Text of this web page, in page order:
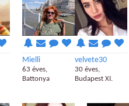
Mielli
63 éves,
Battonya
velvete30
30 éves,
Budapest XI.